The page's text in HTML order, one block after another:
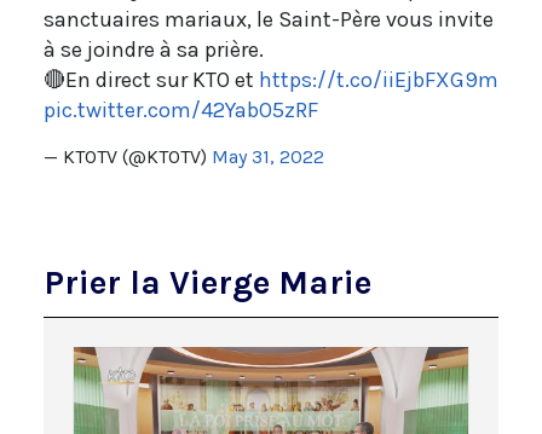
sanctuaires mariaux, le Saint-Père vous invite
à se joindre à sa prière.
🔴En direct sur KTO et https://t.co/iiEjbFXG9m
pic.twitter.com/42YabO5zRF
— KTOTV (@KTOTV) May 31, 2022
Prier la Vierge Marie